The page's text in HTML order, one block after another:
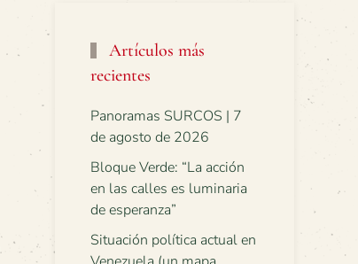
Artículos más
recientes
Panoramas SURCOS | 7
de agosto de 2026
Bloque Verde: “La acción
en las calles es luminaria
de esperanza”
Situación política actual en